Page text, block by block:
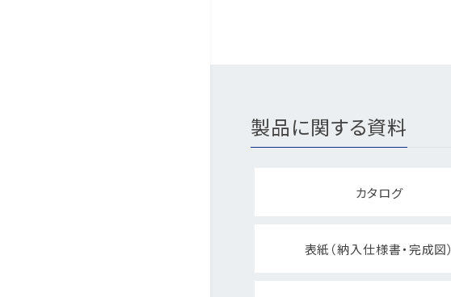
製品に関する資料
カタログ
表紙（納入仕様書・完成図）